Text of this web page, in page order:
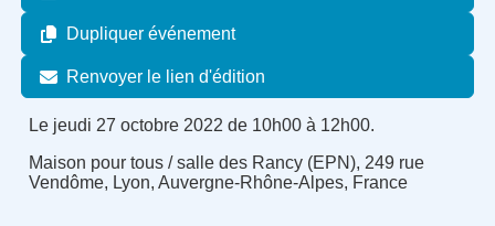
Dupliquer événement
Renvoyer le lien d'édition
Le jeudi 27 octobre 2022 de 10h00 à 12h00.
Maison pour tous / salle des Rancy (EPN), 249 rue
Vendôme, Lyon, Auvergne-Rhône-Alpes, France